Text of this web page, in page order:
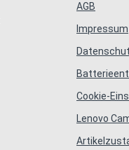
AGB
Impressum
Cookie-
Lenovo